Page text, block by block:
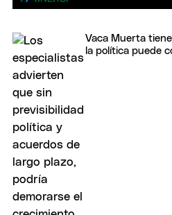
Vaca Muerta
la política puede